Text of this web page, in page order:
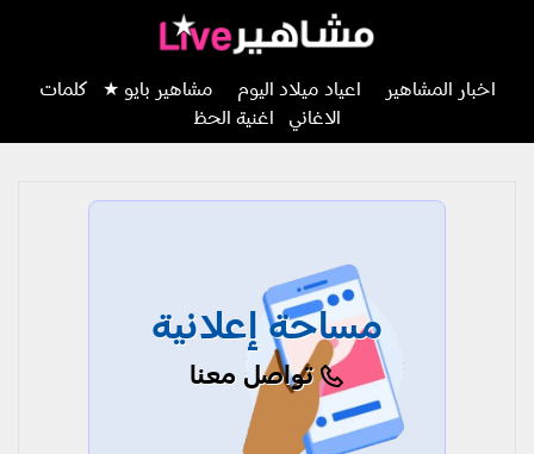
اخبار المشاهير اعياد ميلاد اليوم مشاهير بايو ★
كلمات
الاغاني
اغنية الحظ
مساحة إعلانية
تواصل معنا